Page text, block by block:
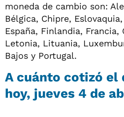
moneda de cambio son:
Bélgica, Chipre,
España, Finlandia,
Letonia, Lituania,
Bajos y Portugal.
A cuánto cotizó
hoy, jueves 4 de